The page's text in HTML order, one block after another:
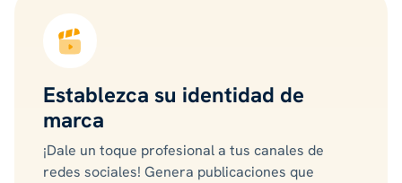
Establezca su identidad de
marca
¡Dale un toque profesional a tus canales de
redes sociales! Genera publicaciones que